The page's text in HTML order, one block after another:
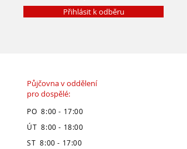
Přihlásit k odběru
Půjčovna v oddělení
pro dospělé:
PO 8:00 - 17:00
ÚT 8:00 - 18:00
ST 8:00 - 17:00